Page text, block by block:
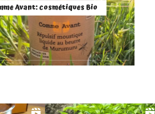
Avant: cosmétiques Bio